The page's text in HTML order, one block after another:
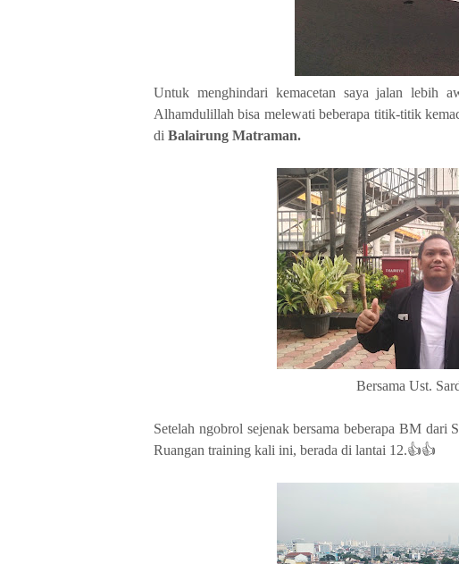
Untuk menghindari kemacetan saya jalan lebih
Alhamdulillah bisa melewati beberapa titik-titik
di Balairung Matraman.
Bersama Ust.
Setelah ngobrol sejenak bersama beberapa BM dari
Ruangan training kali ini, berada di lantai 12.👍👍